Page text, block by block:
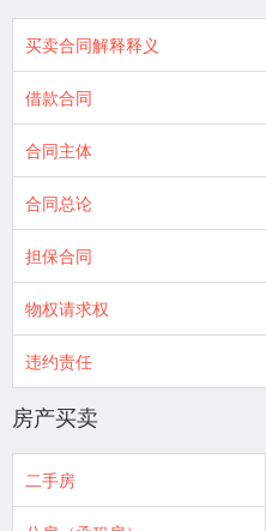
买卖合同解释释义
借款合同
合同主体
合同总论
担保合同
物权请求权
违约责任
房产买卖
二手房